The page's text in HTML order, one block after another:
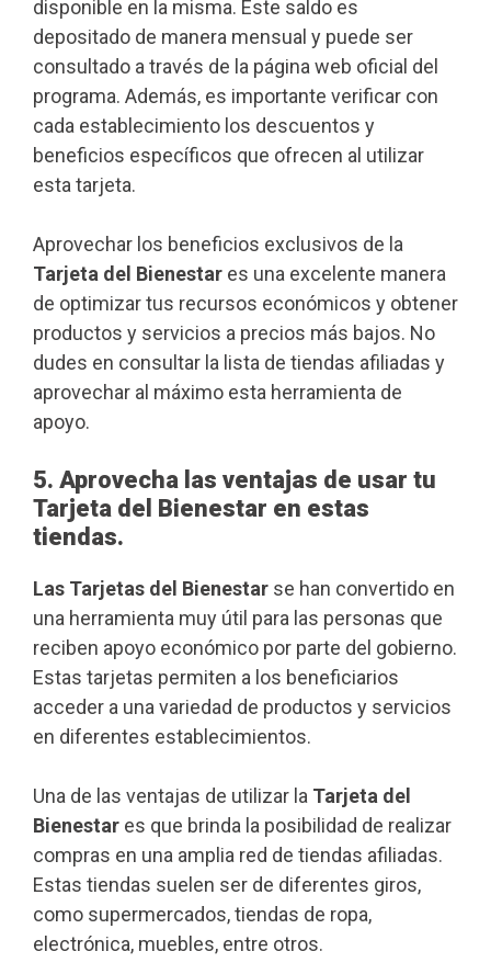
disponible en la misma. Este saldo es
depositado de manera mensual y puede ser
consultado a través de la página web oficial del
programa. Además, es importante verificar con
cada establecimiento los descuentos y
beneficios específicos que ofrecen al utilizar
esta tarjeta.
Aprovechar los beneficios exclusivos de la
Tarjeta del Bienestar es una excelente manera
de optimizar tus recursos económicos y obtener
productos y servicios a precios más bajos. No
dudes en consultar la lista de tiendas afiliadas y
aprovechar al máximo esta herramienta de
apoyo.
5. Aprovecha las ventajas de usar tu
Tarjeta del Bienestar en estas
tiendas.
Las Tarjetas del Bienestar se han convertido en
una herramienta muy útil para las personas que
reciben apoyo económico por parte del gobierno.
Estas tarjetas permiten a los beneficiarios
acceder a una variedad de productos y servicios
en diferentes establecimientos.
Una de las ventajas de utilizar la Tarjeta del
Bienestar es que brinda la posibilidad de realizar
compras en una amplia red de tiendas afiliadas.
Estas tiendas suelen ser de diferentes giros,
como supermercados, tiendas de ropa,
electrónica, muebles, entre otros.